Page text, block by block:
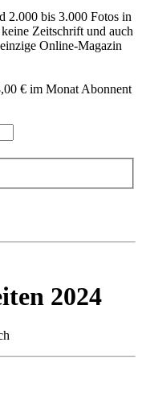
2.000 bis 3.000 Fotos in
Zeitschrift und auch
Online-Magazin
€ im Monat Abonnent
2024